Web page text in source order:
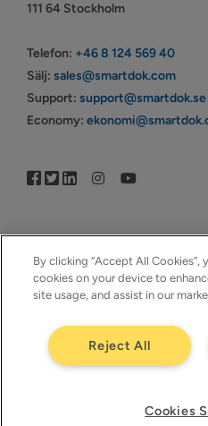
111 64 Stockholm
Telefon: +46 8 124 569 40
Sälj: sales@smartdok.com
Support: support@smartdok.se
Economy:
© Copyright 2005–2026 | ©
Reserved | ™SmartDok
By clicking “Accept All
cookies on your device to
site usage, and assist in our
Reject All
Cookies